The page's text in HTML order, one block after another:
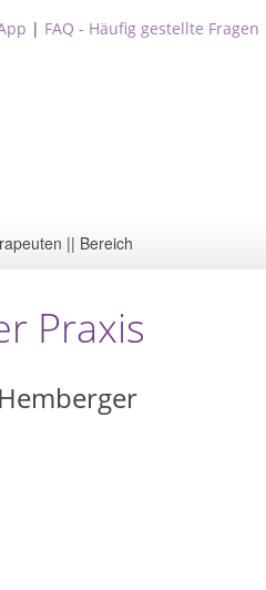
| FAQ - Häufig gestellte Fragen
|| Bereich
Praxis